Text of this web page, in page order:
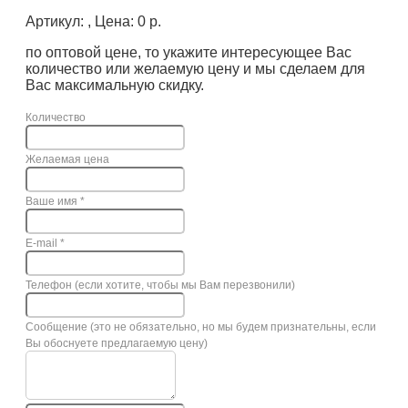
Артикул: , Цена: 0 р.
по оптовой цене, то укажите интересующее Вас
количество или желаемую цену и мы сделаем для
Вас максимальную скидку.
Количество
Желаемая цена
Ваше имя *
E-mail *
Телефон (если хотите, чтобы мы Вам перезвонили)
Сообщение (это не обязательно, но мы будем признательны, если
Вы обоснуете предлагаемую цену)